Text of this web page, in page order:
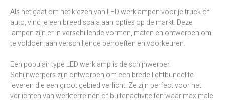
Als het gaat om het kiezen van LED werklampen voor je truck of
auto, vind je een breed scala aan opties op de markt. Deze
lampen zijn er in verschillende vormen, maten en ontwerpen om
te voldoen aan verschillende behoeften en voorkeuren.
Een populair type LED werklamp is de schijnwerper.
Schijnwerpers zijn ontworpen om een brede lichtbundel te
leveren die een groot gebied verlicht. Ze zijn perfect voor het
verlichten van werkterreinen of buitenactiviteiten waar maximale